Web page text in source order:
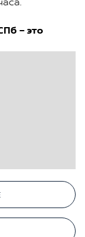
– это